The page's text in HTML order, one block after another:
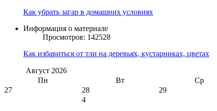
Как убрать загар в домашних условиях
Информация о материале
Просмотров: 142528
Как избавиться от тли на деревьях, кустарниках, цветах
Август 2026
Пн
Вт
Ср
27
28 29
4